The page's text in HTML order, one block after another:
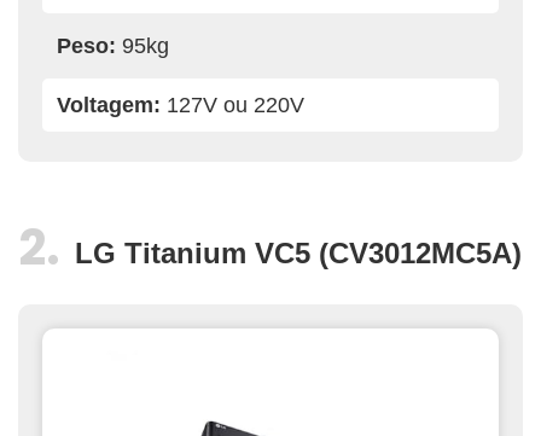
Peso: 95kg
Voltagem: 127V ou 220V
LG Titanium VC5 (CV3012MC5A)